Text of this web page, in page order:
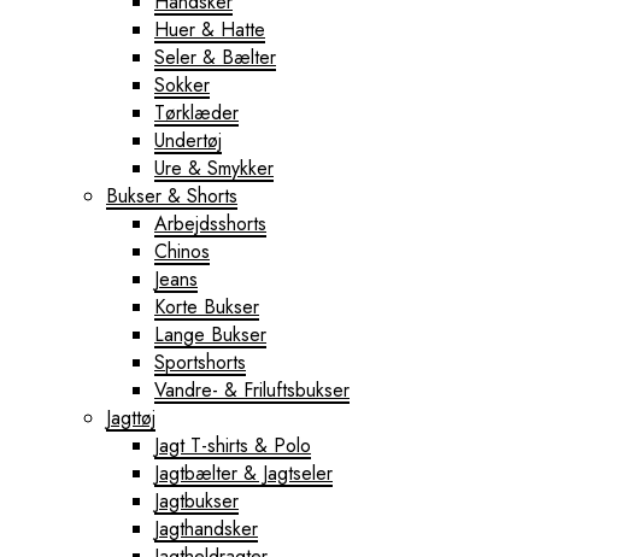
Huer & Hatte
Seler & Bælter
Sokker
Tørklæder
Undertøj
Ure & Smykker
Bukser & Shorts
Arbejdsshorts
Chinos
Jeans
Korte Bukser
Lange Bukser
Sportshorts
Vandre- & Friluftsbukser
Jagttøj
Jagt T-shirts & Polo
Jagtbælter & Jagtseler
Jagtbukser
Jagthandsker